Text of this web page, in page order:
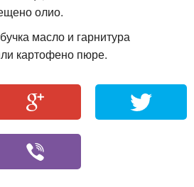
олио.
масло и гарнитура
картофено пюре.